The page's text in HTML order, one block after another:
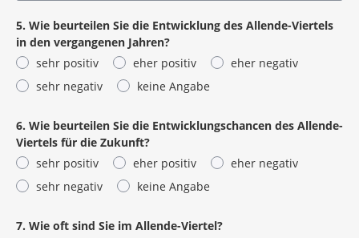
5. Wie beurteilen Sie die Entwicklung des Allende-Viertels
in den vergangenen Jahren?
sehr positiv
eher positiv
eher negativ
sehr negativ
keine Angabe
6. Wie beurteilen Sie die Entwicklungschancen des Allende-
Viertels für die Zukunft?
sehr positiv
eher positiv
eher negativ
sehr negativ
keine Angabe
7. Wie oft sind Sie im Allende-Viertel?